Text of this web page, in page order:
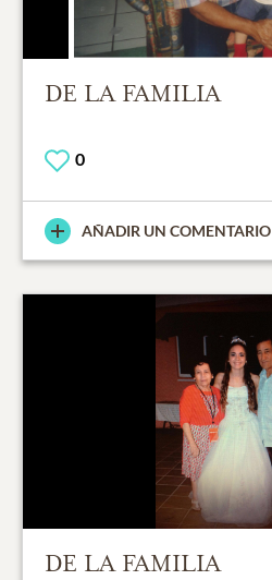
DE LA FAMILIA
0
AÑADIR UN COMENTARIO
DE LA FAMILIA